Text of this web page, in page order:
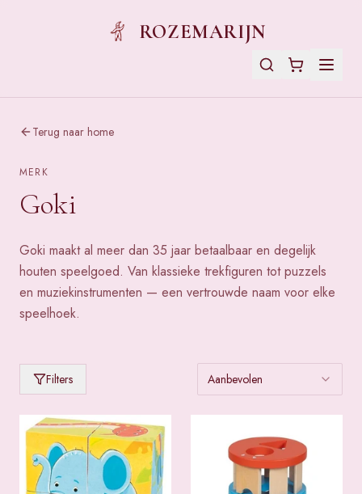
ROZEMARIJN
Terug naar home
MERK
Goki
Goki maakt al meer dan 35 jaar betaalbaar en degelijk
houten speelgoed. Van klassieke trekfiguren tot puzzels
en muziekinstrumenten — een vertrouwde naam voor elke
speelhoek.
Producten van
Filters Aanbevolen